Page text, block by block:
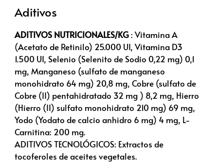
Aditivos
ADITIVOS NUTRICIONALES/KG: Vitamina A
(Acetato de Retinilo) 25.000 UI, Vitamina D3
1.500 UI, Selenio (Selenito de Sodio 0,22 mg) 0,1
mg, Manganeso (sulfato de manganeso
monohidrato 64 mg) 20,8 mg, Cobre (sulfato de
Cobre (II) pentahidratado 32 mg ) 8,2 mg, Hierro
(Hierro (II) sulfato monohidrato 210 mg) 69 mg,
Yodo (Yodato de calcio anhidro 6 mg) 4 mg, L-
Carnitina: 200 mg.
ADITIVOS TECNOLÓGICOS: Extractos de
tocoferoles de aceites vegetales.